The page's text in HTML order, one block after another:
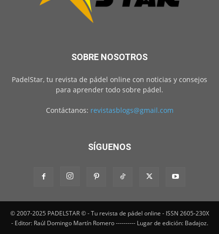
SOBRE NOSOTROS
PadelStar, tu revista de pádel online con noticias y consejos
para aprender todo sobre pádel.
Contáctanos: revistasblogs@gmail.com
SÍGUENOS
© 2007-2025 PADELSTAR © - Tu revista de pádel online - ISSN 2605-230X
- Editor: Raúl Domingo Martín Romero ---------- Lugar de edición: Badajoz.